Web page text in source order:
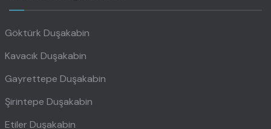
Göktürk Duşakabin
Kavacık Duşakabin
Gayrettepe Duşakabin
Şirintepe Duşakabin
Etiler Duşakabin